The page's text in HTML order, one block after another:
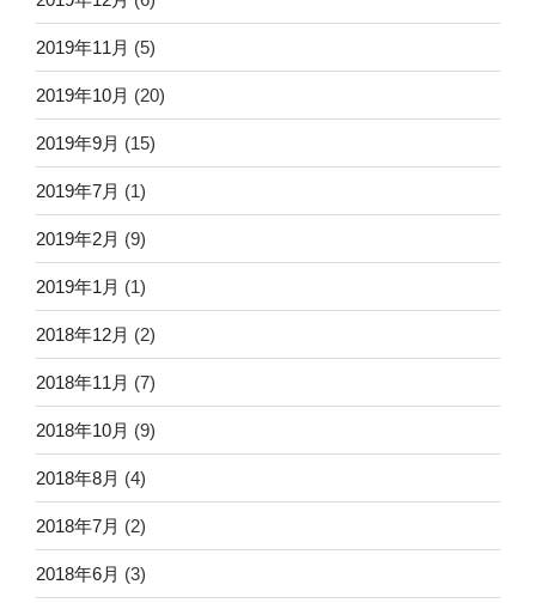
2019年11月 (5)
2019年10月 (20)
2019年9月 (15)
2019年7月 (1)
2019年2月 (9)
2019年1月 (1)
2018年12月 (2)
2018年11月 (7)
2018年10月 (9)
2018年8月 (4)
2018年7月 (2)
2018年6月 (3)